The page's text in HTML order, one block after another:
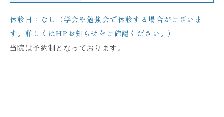
休診日：なし（学会や勉強会で休診する場合がございま
す。詳しくはHPお知らせをご確認ください。）
当院は予約制となっております。